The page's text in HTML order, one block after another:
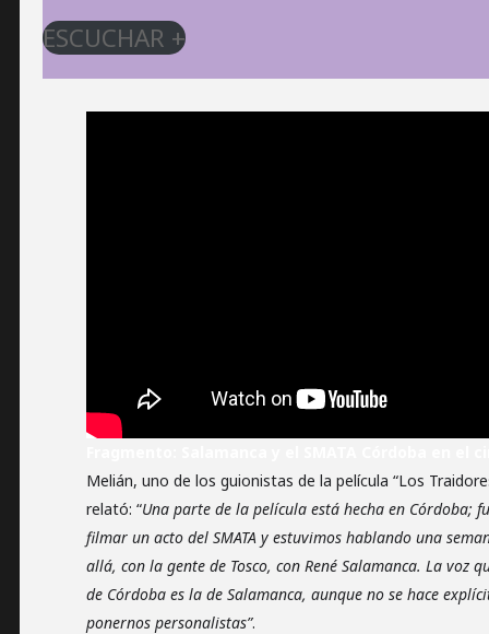
ESCUCHAR +
Melián, uno de los guionistas de la película “Los
relató: “Una parte de la película está hecha en Córdoba;
filmar un acto del SMATA y estuvimos hablando una
allá, con la gente de Tosco, con René Salamanca. La voz
de Córdoba es la de Salamanca, aunque no se hace
ponernos personalistas”.